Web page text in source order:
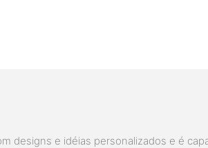
designs e idéias personalizados e é